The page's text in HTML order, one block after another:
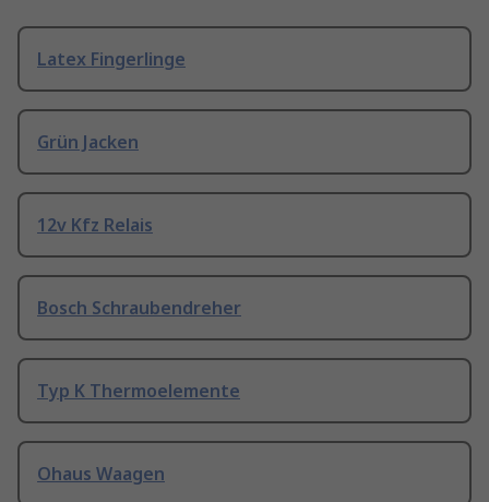
Latex Fingerlinge
Grün Jacken
12v Kfz Relais
Bosch Schraubendreher
Typ K Thermoelemente
Ohaus Waagen